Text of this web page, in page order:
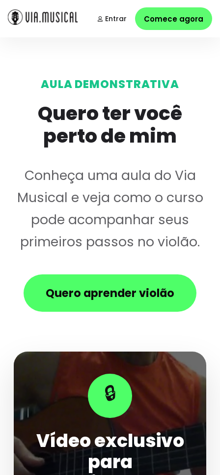
Entrar Comece agora
AULA DEMONSTRATIVA
Quero ter você
perto de mim
Conheça uma aula do Via
Musical e veja como o curso
pode acompanhar seus
primeiros passos no violão.
Quero aprender violão
🔒
Vídeo exclusivo
para